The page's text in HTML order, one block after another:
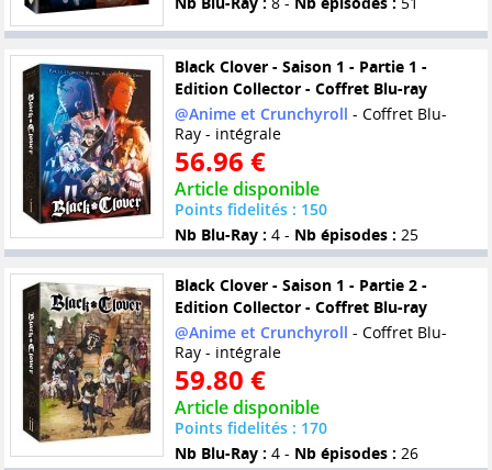
Black Clover - Saison 1 - Partie 1 -
Edition Collector - Coffret Blu-ray
@Anime et Crunchyroll - Coffret Blu-
Ray - intégrale
56.96 €
Article disponible
Points fidelités : 150
Nb Blu-Ray : 4 - Nb épisodes : 25
Black Clover - Saison 1 - Partie 2 -
Edition Collector - Coffret Blu-ray
@Anime et Crunchyroll - Coffret Blu-
Ray - intégrale
59.80 €
Article disponible
Points fidelités : 170
Nb Blu-Ray : 4 - Nb épisodes : 26